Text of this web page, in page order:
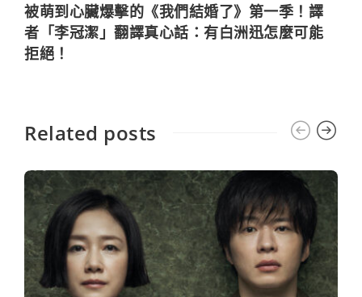
被萌到心臟爆擊的《我們結婚了》第一季！譯
者「李冠潔」翻譯真心話：有白洲迅怎麼可能
拒絕！
Related posts